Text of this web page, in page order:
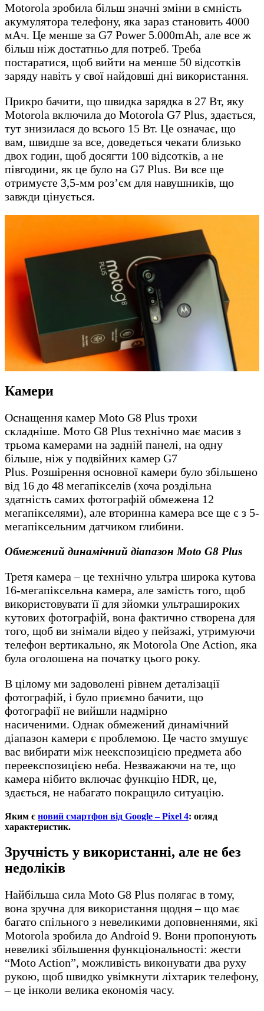
Motorola зробила більш значні зміни в ємність
акумулятора телефону, яка зараз становить 4000
мАч. Це менше за G7 Power 5.000mAh, але все ж
більш ніж достатньо для потреб. Треба
постаратися, щоб вийти на менше 50 відсотків
заряду навіть у свої найдовші дні використання.
Прикро бачити, що швидка зарядка в 27 Вт, яку
Motorola включила до Motorola G7 Plus, здається,
тут знизилася до всього 15 Вт. Це означає, що
вам, швидше за все, доведеться чекати близько
двох годин, щоб досягти 100 відсотків, а не
півгодини, як це було на G7 Plus. Ви все ще
отримуєте 3,5-мм роз’єм для навушників, що
завжди цінується.
Камери
Оснащення камер Moto G8 Plus трохи
складніше. Мото G8 Plus технічно має масив з
трьома камерами на задній панелі, на одну
більше, ніж у подвійних камер G7
Plus. Розшірення основної камери було збільшено
від 16 до 48 мегапікселів (хоча роздільна
здатність самих фотографій обмежена 12
мегапікселями), але вторинна камера все ще є з 5-
мегапіксельним датчиком глибини.
Обмежений динамічний діапазон Moto G8 Plus
Третя камера – це технічно ультра широка кутова
16-мегапіксельна камера, але замість того, щоб
використовувати її для зйомки ультрашироких
кутових фотографій, вона фактично створена для
того, щоб ви знімали відео у пейзажі, утримуючи
телефон вертикально, як Motorola One Action, яка
була оголошена на початку цього року.
В цілому ми задоволені рівнем деталізації
фотографій, і було приємно бачити, що
фотографії не вийшли надмірно
насиченими. Однак обмежений динамічний
діапазон камери є проблемою. Це часто змушує
вас вибирати між неекспозицією предмета або
переекспозицією неба. Незважаючи на те, що
камера нібито включає функцію HDR, це,
здається, не набагато покращило ситуацію.
Яким є новий смартфон від Google – Pixel 4: огляд
характеристик.
Зручність у використанні, але не без
недоліків
Найбільша сила Moto G8 Plus полягає в тому,
вона зручна для використання щодня – що має
багато спільного з невеликими доповненнями, які
Motorola зробила до Android 9. Вони пропонують
невеликі збільшення функціональності: жести
“Moto Action”, можливість виконувати два руху
рукою, щоб швидко увімкнути ліхтарик телефону,
– це інколи велика економія часу.